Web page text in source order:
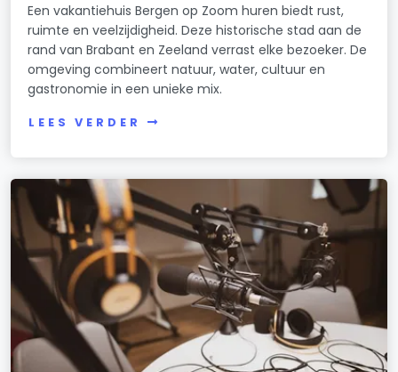
Een vakantiehuis Bergen op Zoom huren biedt rust,
ruimte en veelzijdigheid. Deze historische stad aan de
rand van Brabant en Zeeland verrast elke bezoeker. De
omgeving combineert natuur, water, cultuur en
gastronomie in een unieke mix.
LEES VERDER